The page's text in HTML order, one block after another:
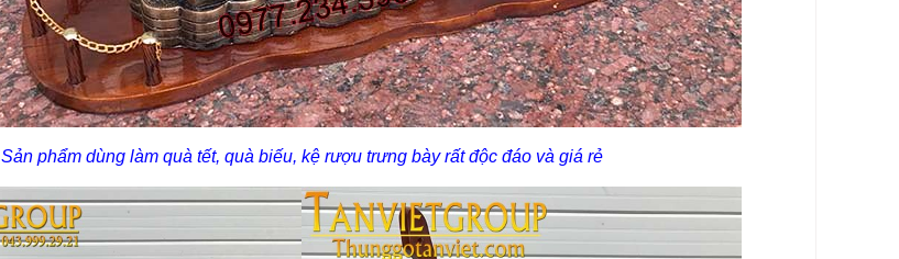
Sản phẩm dùng làm quà tết, quà biếu, kệ rượu trưng bày rất độc đáo và giá rẻ